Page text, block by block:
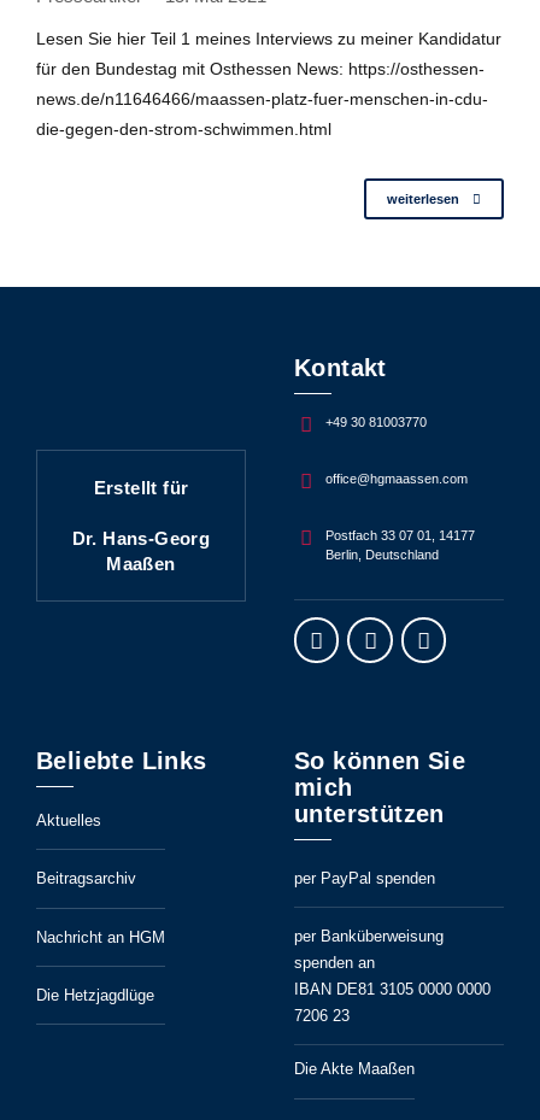
Lesen Sie hier Teil 1 meines Interviews zu meiner Kandidatur
für den Bundestag mit Osthessen News: https://osthessen-
news.de/n11646466/maassen-platz-fuer-menschen-in-cdu-
die-gegen-den-strom-schwimmen.html
weiterlesen
Erstellt für
Dr. Hans-Georg
Maaßen
Kontakt
+49 30 81003770
office@hgmaassen.com
Postfach 33 07 01, 14177
Berlin, Deutschland
Beliebte Links
Aktuelles
Beitragsarchiv
Nachricht an HGM
Die Hetzjagdlüge
So können Sie
mich
unterstützen
per PayPal spenden
per Banküberweisung
spenden an
IBAN DE81 3105 0000 0000
7206 23
Die Akte Maaßen